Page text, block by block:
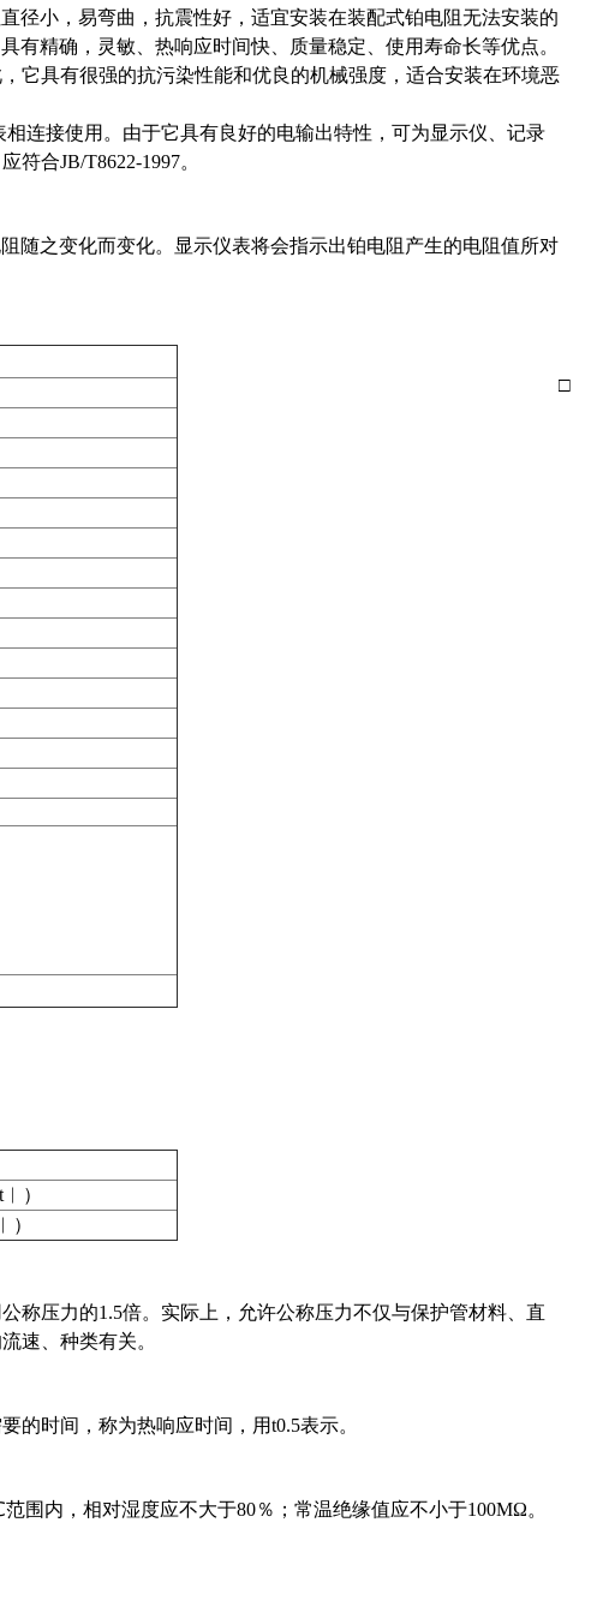
径小，易弯曲，抗震性好，适宜安装在装配式铂电阻无法安装的
精确，灵敏、热响应时间快、质量稳定、使用寿命长等优点。
它具有很强的抗污染性能和优良的机械强度，适合安装在环境恶
连接使用。由于它具有良好的电输出特性，可为显示仪、记录
合JB/T8622-1997。
随之变化而变化。显示仪表将会指示出铂电阻产生的电阻值所对
□
）
）
称压力的1.5倍。实际上，允许公称压力不仅与保护管材料、直
速、种类有关。
的时间，称为热响应时间，用t0.5表示。
围内，相对湿度应不大于80％；常温绝缘值应不小于100MΩ。